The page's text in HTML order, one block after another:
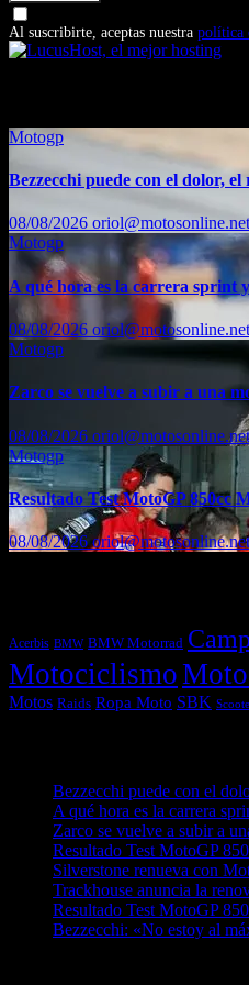
Al suscribirte, aceptas nuestra política
Motogp
Bezzecchi puede con el dolor,
08/08/2026 oriol@motosonline.net
Motogp
A qué hora es la carrera sprint
08/08/2026 oriol@motosonline.net
Motogp
Zarco se vuelve a subir a una
08/08/2026 oriol@motosonline.net
Motogp
Resultado Test MotoGP 850cc
08/08/2026oriol@motosonline.net
Acerbis BMW BMW Motorrad
Motociclismo
Motos Raids Ropa Moto SBK
Bezzecchi puede con el
A qué hora es la carrera
Zarco se vuelve a subir a
Resultado Test MotoGP
Silverstone renueva con
Trackhouse anuncia la
Resultado Test MotoGP
Bezzecchi: «No estoy al